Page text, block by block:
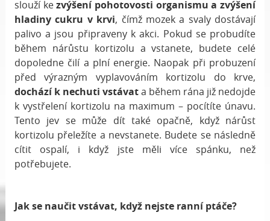
slouží kezvýšení pohotovosti organismu a zvýšení
hladiny cukru v krvi, čímž mozek a svaly dostávají
palivo a jsou připraveny k akci. Pokud se probudíte
během nárůstu kortizolu a vstanete, budete celé
dopoledne čilí a plní energie. Naopak při probuzení
před výrazným vyplavováním kortizolu do krve,
dochází k nechuti vstávata během rána již nedojde
k vystřelení kortizolu na maximum – pocítíte únavu.
Tento jev se může dít také opačně, když nárůst
kortizolu přeležíte a nevstanete. Budete se následně
cítit ospalí, i když jste měli více spánku, než
potřebujete.
Jak se naučit vstávat, když nejste ranní ptáče?